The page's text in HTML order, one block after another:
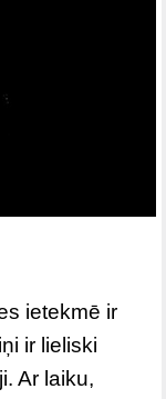
ietekmē ir
ir lieliski
Ar laiku,